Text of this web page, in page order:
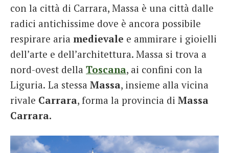
con la città di Carrara, Massa è una città dalle
radici antichissime dove è ancora possibile
respirare aria medievale e ammirare i gioielli
dell’arte e dell’architettura. Massa si trova a
nord-ovest della Toscana, ai confini con la
Liguria. La stessa Massa, insieme alla vicina
rivale Carrara, forma la provincia di Massa
Carrara.